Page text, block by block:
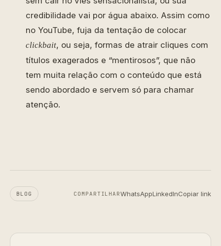
credibilidade vai por água abaixo. Assim como
no YouTube, fuja da tentação de colocar
clickbait, ou seja, formas de atrair cliques com
títulos exagerados e “mentirosos”, que não
tem muita relação com o conteúdo que está
sendo abordado e servem só para chamar
atenção.
BLOG COMPARTILHARWhatsAppLinkedInCopiar link